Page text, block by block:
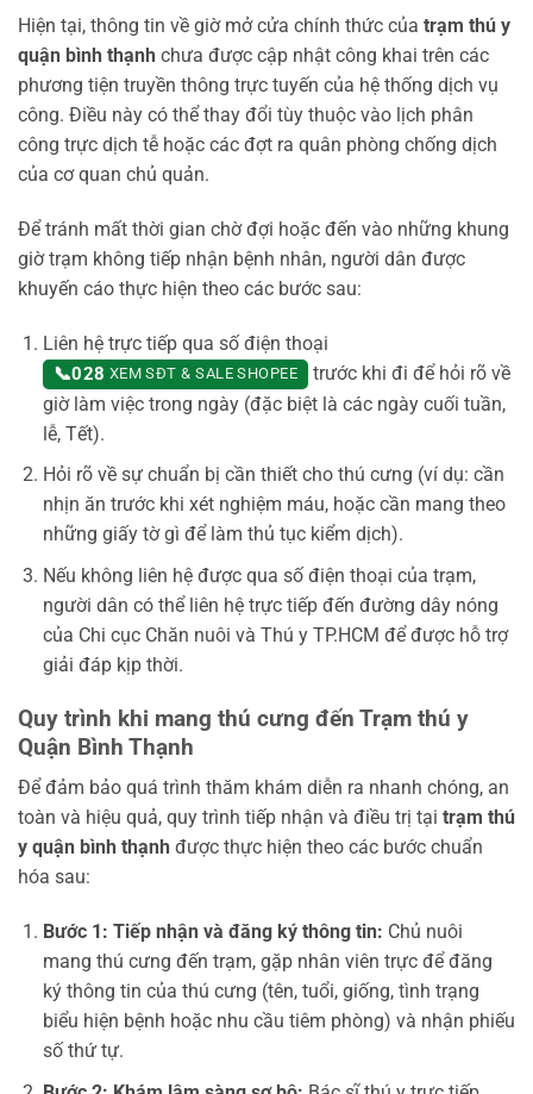
Hiện tại, thông tin về giờ mở cửa chính thức của trạm thú y
quận bình thạnh chưa được cập nhật công khai trên các
phương tiện truyền thông trực tuyến của hệ thống dịch vụ
công. Điều này có thể thay đổi tùy thuộc vào lịch phân
công trực dịch tễ hoặc các đợt ra quân phòng chống dịch
của cơ quan chủ quản.
Để tránh mất thời gian chờ đợi hoặc đến vào những khung
giờ trạm không tiếp nhận bệnh nhân, người dân được
khuyến cáo thực hiện theo các bước sau:
Liên hệ trực tiếp qua số điện thoại
📞028 XEM SĐT & SALE SHOPEE
trước khi đi để hỏi rõ về
giờ làm việc trong ngày (đặc biệt là các ngày cuối tuần,
lễ, Tết).
Hỏi rõ về sự chuẩn bị cần thiết cho thú cưng (ví dụ: cần
nhịn ăn trước khi xét nghiệm máu, hoặc cần mang theo
những giấy tờ gì để làm thủ tục kiểm dịch).
Nếu không liên hệ được qua số điện thoại của trạm,
người dân có thể liên hệ trực tiếp đến đường dây nóng
của Chi cục Chăn nuôi và Thú y TP.HCM để được hỗ trợ
giải đáp kịp thời.
Quy trình khi mang thú cưng đến Trạm thú y
Quận Bình Thạnh
Để đảm bảo quá trình thăm khám diễn ra nhanh chóng, an
toàn và hiệu quả, quy trình tiếp nhận và điều trị tại trạm thú
y quận bình thạnh được thực hiện theo các bước chuẩn
hóa sau:
Bước 1: Tiếp nhận và đăng ký thông tin: Chủ nuôi
mang thú cưng đến trạm, gặp nhân viên trực để đăng
ký thông tin của thú cưng (tên, tuổi, giống, tình trạng
biểu hiện bệnh hoặc nhu cầu tiêm phòng) và nhận phiếu
số thứ tự.